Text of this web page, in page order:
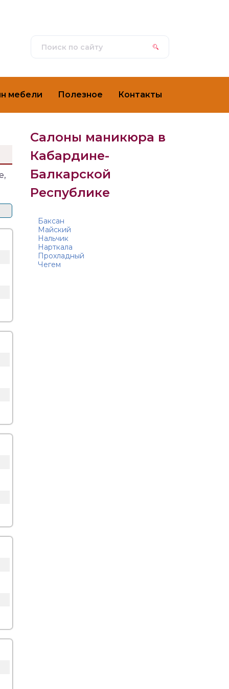
мебели Полезное Контакты
Салоны маникюра в
Кабардине-
Балкарской
Республике
Баксан
Майский
Нальчик
Нарткала
Прохладный
Чегем